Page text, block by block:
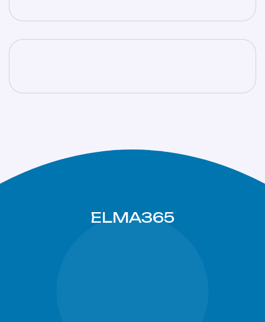
ELMA365